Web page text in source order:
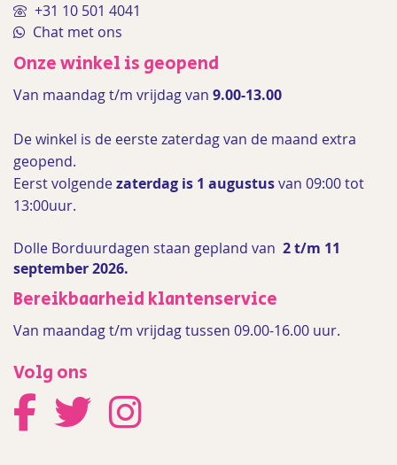
+31 10 501 4041
Chat met ons
Onze winkel is geopend
Van maandag t/m vrijdag van 9.00-13.00
De winkel is de eerste zaterdag van de maand extra
geopend.
Eerst volgendezaterdag is 1 augustusvan 09:00 tot
13:00uur.
Dolle Borduurdagen staan gepland van 2 t/m 11
september 2026.
Bereikbaarheid klantenservice
Van maandag t/m vrijdag tussen 09.00-16.00 uur.
Volg ons